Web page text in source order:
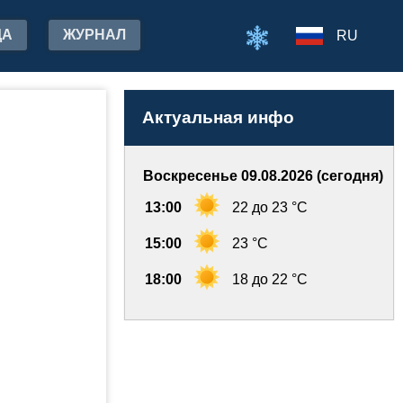
ЖУРНАЛ RU
Актуальная инфо
Воскресенье 09.08.2026 (сегодня)
13:00 22 до 23 °C
15:00 23 °C
18:00 18 до 22 °C